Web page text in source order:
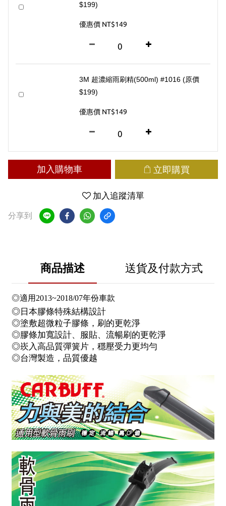
$199)
優惠價 NT$149
3M 超濃縮雨刷精(500ml) #1016 (原價
$199)
優惠價 NT$149
加入購物車 立即購買
加入追蹤清單
分享到
商品描述 送貨及付款方式
◎適用2013~2018/07年份車款
◎日本膠條特殊結構設計
◎塗敷超微粒子膠條，刷的更乾淨
◎膠條加寬設計、服貼、流暢刷的更乾淨
◎崁入高品質彈簧片，穩壓受力更均勻
◎台灣製造，品質優越